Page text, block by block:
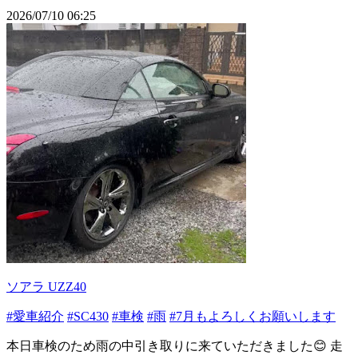
2026/07/10 06:25
ソアラ UZZ40
#愛車紹介 #SC430 #車検 #雨 #7月もよろしくお願いします
本日車検のため雨の中引き取りに来ていただきました😊 走